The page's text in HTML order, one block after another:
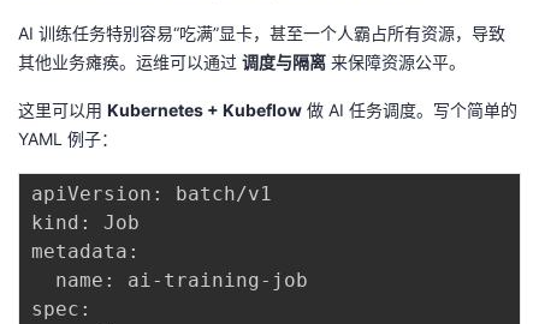
AI 训练任务特别容易“吃满”显卡，甚至一个人霸占所有资源，导致
其他业务瘫痪。运维可以通过 调度与隔离 来保障资源公平。
这里可以用 Kubernetes + Kubeflow 做 AI 任务调度。写个简单的
YAML 例子：
apiVersion: batch/v1
kind: Job
metadata:
  name: ai-training-job
spec: